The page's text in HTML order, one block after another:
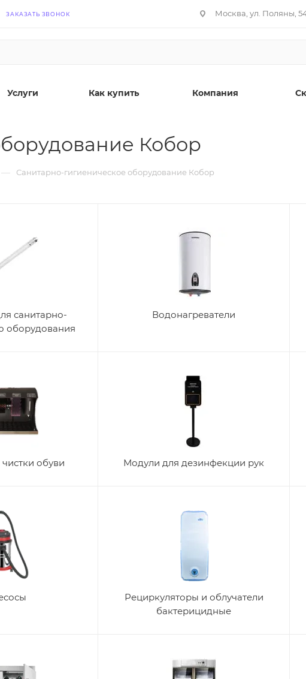
ЗАКАЗАТЬ ЗВОНОК Москва, ул. Поляны,
Услуги Как купить Компания
Кобор
— Санитарно-гигиеническое оборудование Кобор
санитарно-
оборудования
Водонагреватели
обуви Модули для дезинфекции рук
Рециркуляторы и облучатели
бактерицидные